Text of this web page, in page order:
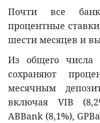
Почти все
процентные
шести месяцев и
Из общего числа
сохраняют
месячным
включая VIB
ABBank (8,1%),